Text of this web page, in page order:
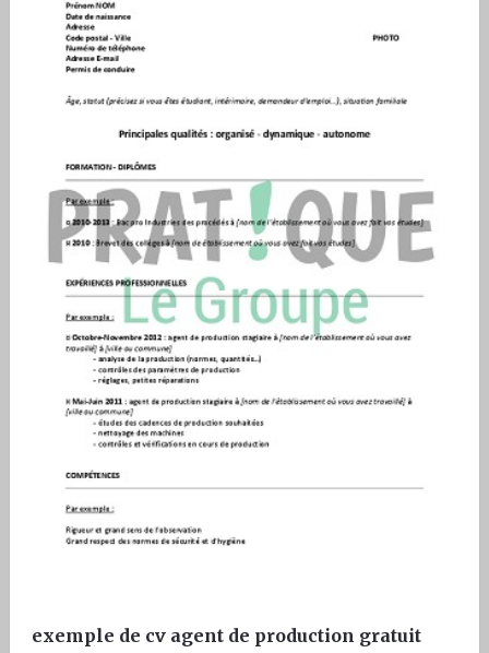
exemple de cv agent de production gratuit